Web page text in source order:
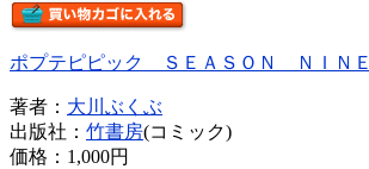
ポプテピピック ＳＥＡＳＯＮ ＮＩＮＥ
著者： 大川ぶくぶ
出版社： 竹書房(コミック)
価格： 1,000円